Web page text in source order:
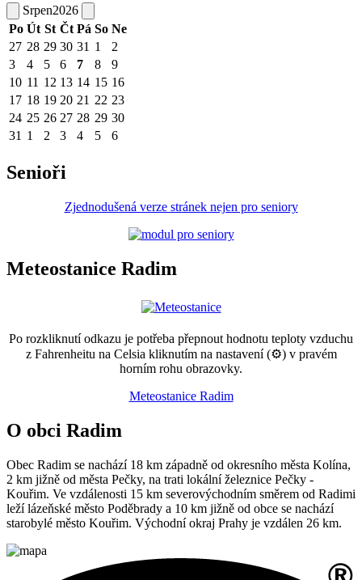
Srpen2026
Po Út St Čt Pá So Ne
27 28 29 30 31 1
2
3
4 5 6 7 8
9
10 11 12 13 14 15 16
17 18 19 20 21 22 23
24 25 26 27 28 29 30
31 1 2 3 4 5 6
Senioři
Zjednodušená verze stránek nejen pro seniory
Meteostanice Radim
Po rozkliknutí odkazu je potřeba přepnout hodnotu teploty vzduchu
z Fahrenheitu na Celsia kliknutím na nastavení (⚙) v pravém
horním rohu obrazovky.
Meteostanice Radim
O obci Radim
Obec Radim se nachází 18 km západně od okresního města Kolína,
2 km jižně od města Pečky, na trati lokální železnice Pečky -
Kouřim. Ve vzdálenosti 15 km severovýchodním směrem od Radimi
leží lázeňské město Poděbrady a 10 km jižně od obce se nachází
starobylé město Kouřim. Východní okraj Prahy je vzdálen 26 km.